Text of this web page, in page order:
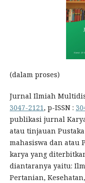
(dalam proses)
Jurnal Ilmiah
3047-2121, p-ISSN :
publikasi jurnal
atau tinjauan
mahasiswa dan atau
karya yang
diantaranya yaitu:
Pertanian,